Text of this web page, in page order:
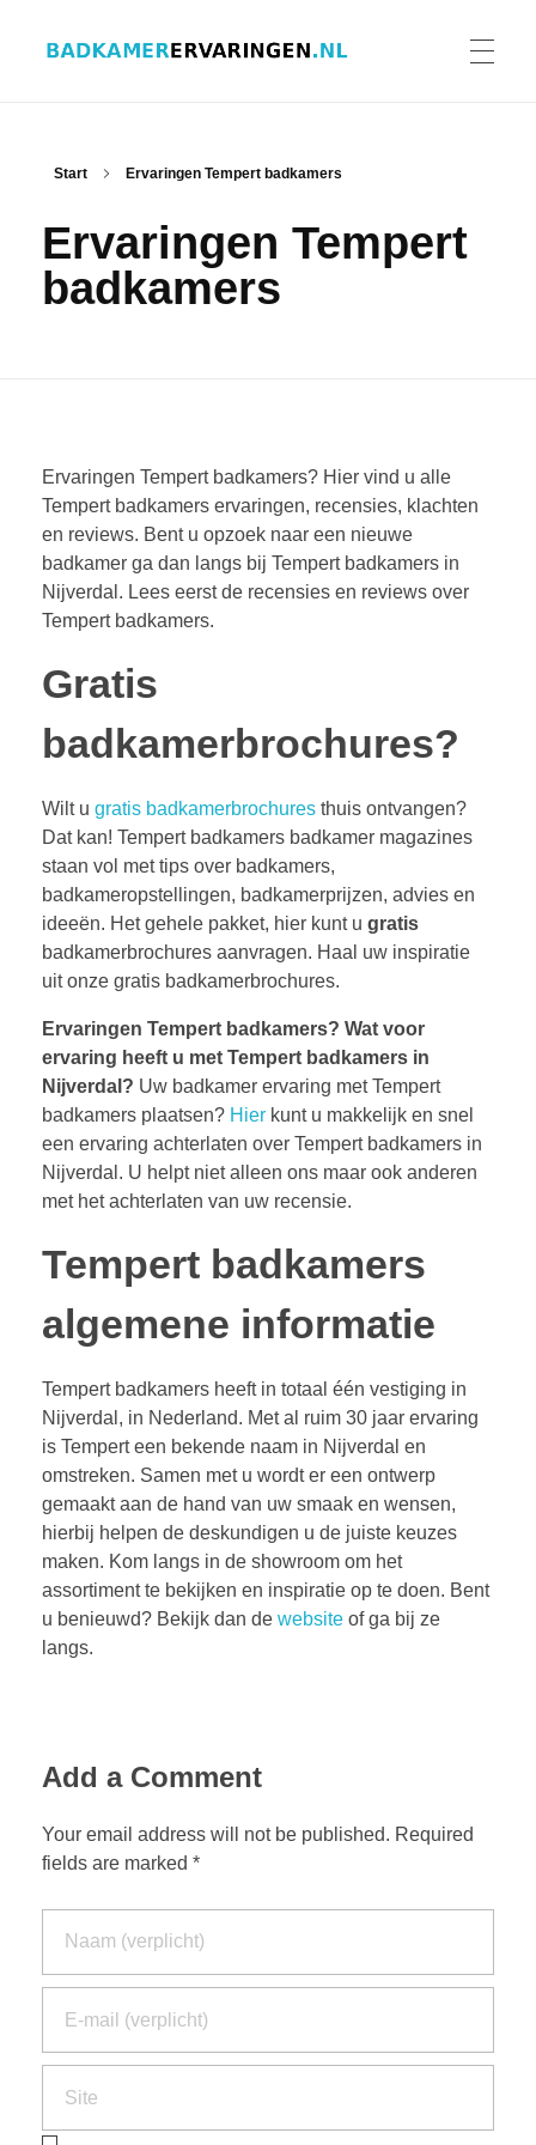
ERVARINGEN BADKAMERS
CONTACT
Start Ervaringen Tempert badkamers
Ervaringen Tempert
badkamers
Ervaringen Tempert badkamers? Hier vind u alle
Tempert badkamers ervaringen, recensies, klachten
en reviews. Bent u opzoek naar een nieuwe
badkamer ga dan langs bij Tempert badkamers in
Nijverdal. Lees eerst de recensies en reviews over
Tempert badkamers.
Gratis
badkamerbrochures?
Wilt u gratis badkamerbrochures thuis ontvangen?
Dat kan! Tempert badkamers badkamer magazines
staan vol met tips over badkamers,
badkameropstellingen, badkamerprijzen, advies en
ideeën. Het gehele pakket, hier kunt u gratis
badkamerbrochures aanvragen. Haal uw inspiratie
uit onze gratis badkamerbrochures.
Ervaringen Tempert badkamers? Wat voor
ervaring heeft u met Tempert badkamers in
Nijverdal? Uw badkamer ervaring met Tempert
badkamers plaatsen? Hier kunt u makkelijk en snel
een ervaring achterlaten over Tempert badkamers in
Nijverdal. U helpt niet alleen ons maar ook anderen
met het achterlaten van uw recensie.
Tempert badkamers
algemene informatie
Tempert badkamers heeft in totaal één vestiging in
Nijverdal, in Nederland. Met al ruim 30 jaar ervaring
is Tempert een bekende naam in Nijverdal en
omstreken. Samen met u wordt er een ontwerp
gemaakt aan de hand van uw smaak en wensen,
hierbij helpen de deskundigen u de juiste keuzes
maken. Kom langs in de showroom om het
assortiment te bekijken en inspiratie op te doen. Bent
u benieuwd? Bekijk dan de website of ga bij ze
langs.
Add a Comment
Your email address will not be published. Required
fields are marked *